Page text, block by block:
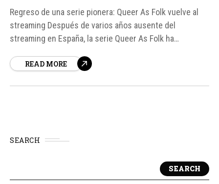
Regreso de una serie pionera: Queer As Folk vuelve al
streaming Después de varios años ausente del
streaming en España, la serie Queer As Folk ha
espectadores volver a disfrutar de esta producción
READ MORE
SEARCH
SEARCH